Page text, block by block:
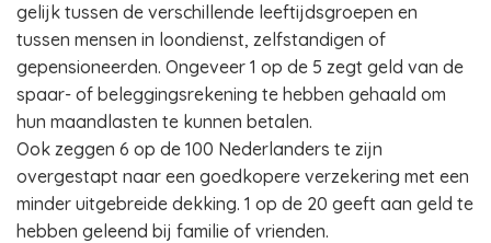
gelijk tussen de verschillende leeftijdsgroepen en
tussen mensen in loondienst, zelfstandigen of
gepensioneerden. Ongeveer 1 op de 5 zegt geld van de
spaar- of beleggingsrekening te hebben gehaald om
hun maandlasten te kunnen betalen.
Ook zeggen 6 op de 100 Nederlanders te zijn
overgestapt naar een goedkopere verzekering met een
minder uitgebreide dekking. 1 op de 20 geeft aan geld te
hebben geleend bij familie of vrienden.